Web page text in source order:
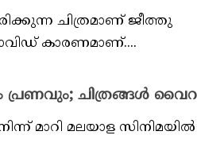
ചിത്രമാണ് ജീത്തു
കാരണമാണ്....
പ്രണവും; ചിത്രങ്ങൾ
മാറി മലയാള